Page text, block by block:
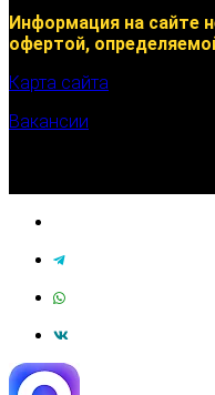
Информация на сайте
офертой,
Карта сайта
Вакансии